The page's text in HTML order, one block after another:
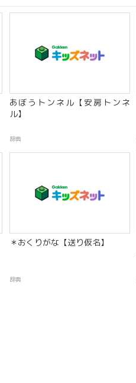
あぼうトンネル【安房トンネ
ル】
辞典
＊おくりがな【送り仮名】
辞典